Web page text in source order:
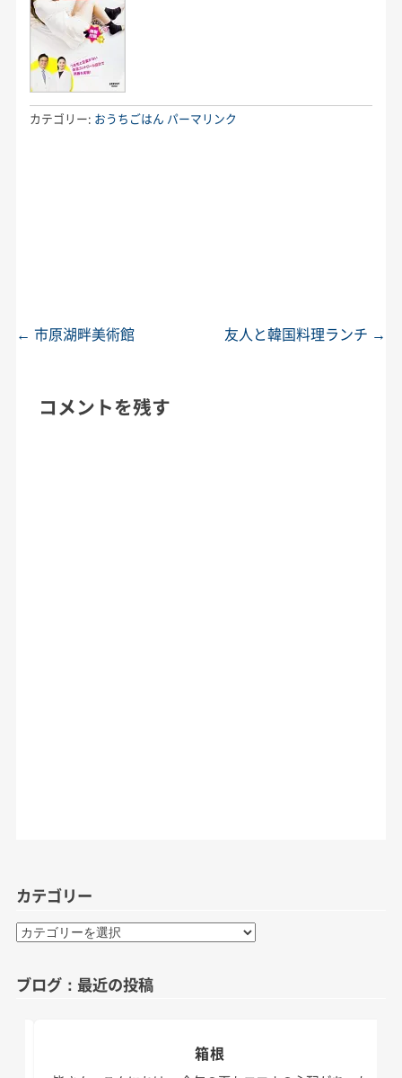
カテゴリー: おうちごはん パーマリンク
投稿ナビゲーション
← 市原湖畔美術館 友人と韓国料理ランチ →
コメントを残す
カテゴリー
カ
テ
リ
ブログ：最近の投稿
箱根